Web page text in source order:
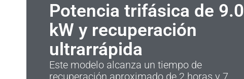
Potencia trifásica de 9.0
kW y recuperación
ultrarrápida
Este modelo alcanza un tiempo de
recuperación aproximado de 2 horas y 7